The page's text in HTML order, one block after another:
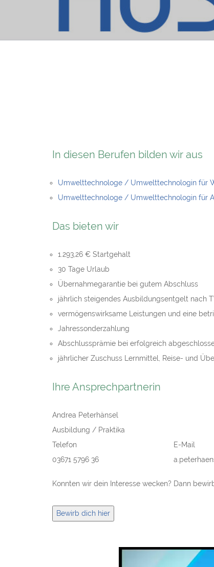
In diesen Berufen bilden wir aus
Umwelttechnologe / Umwelttechnologin für
Umwelttechnologe / Umwelttechnologin für
Das bieten wir
1.293,26 € Startgehalt
30 Tage Urlaub
Übernahmegarantie bei gutem Abschluss
jährlich steigendes Ausbildungsentgelt nach
vermögenswirksame Leistungen und eine
Jahressonderzahlung
Abschlussprämie bei erfolgreich
jährlicher Zuschuss Lernmittel, Reise- und
Ihre Ansprechpartnerin
Andrea Peterhänsel
Ausbildung / Praktika
Telefon
E-Mail
03671 5796 36
Konnten wir dein Interesse wecken? Dann
Bewirb dich hier